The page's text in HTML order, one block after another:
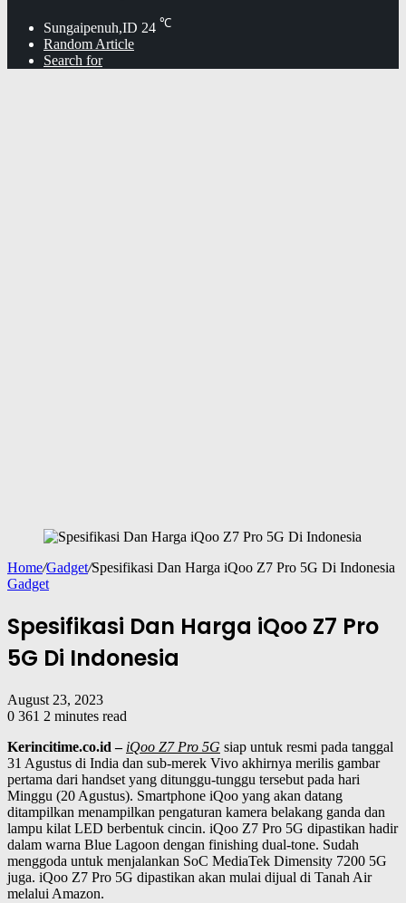
Sungaipenuh,ID 24 ℃
Random Article
Search for
Home/Gadget/Spesifikasi Dan Harga iQoo Z7 Pro 5G Di Indonesia
Gadget
Spesifikasi Dan Harga iQoo Z7 Pro
5G Di Indonesia
August 23, 2023
0 361 2 minutes read
Kerincitime.co.id – iQoo Z7 Pro 5G siap untuk resmi pada tanggal
31 Agustus di India dan sub-merek Vivo akhirnya merilis gambar
pertama dari handset yang ditunggu-tunggu tersebut pada hari
Minggu (20 Agustus). Smartphone iQoo yang akan datang
ditampilkan menampilkan pengaturan kamera belakang ganda dan
lampu kilat LED berbentuk cincin. iQoo Z7 Pro 5G dipastikan hadir
dalam warna Blue Lagoon dengan finishing dual-tone. Sudah
menggoda untuk menjalankan SoC MediaTek Dimensity 7200 5G
juga. iQoo Z7 Pro 5G dipastikan akan mulai dijual di Tanah Air
melalui Amazon.